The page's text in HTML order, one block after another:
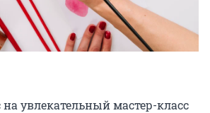
увлекательный мастер-класс